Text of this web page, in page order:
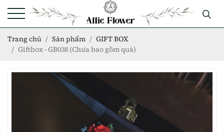
Trang chủ Sản phẩm
GIFT BOX
Giftbox - GB038 (Chưa bao gồm quà)